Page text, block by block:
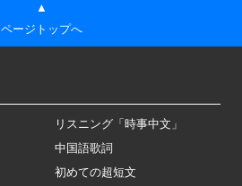
▲
ページトップへ
リスニング「時事中文」
中国語歌詞
初めての超短文